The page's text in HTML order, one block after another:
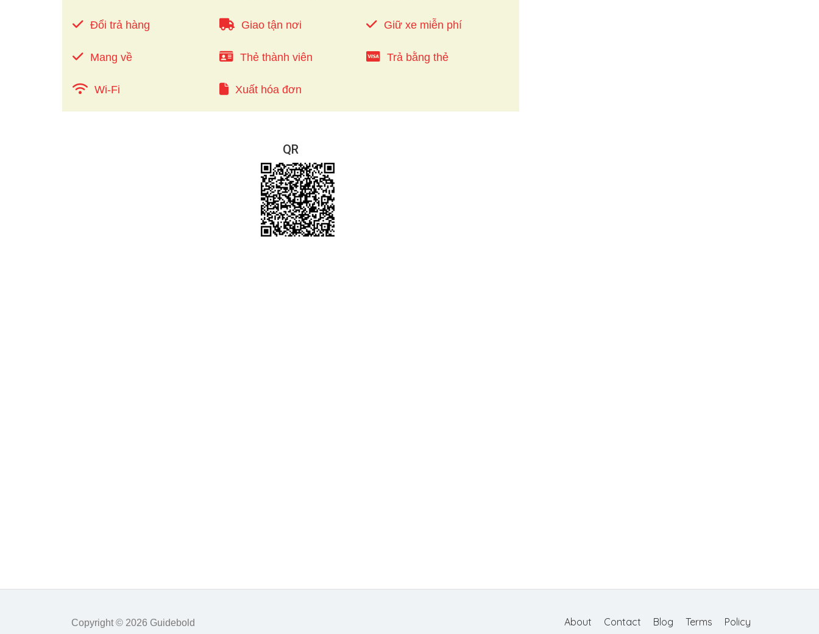
Đổi trả hàng Giao tận nơi Giữ xe miễn phí
Mang về Thẻ thành viên Trả bằng thẻ
Wi-Fi Xuất hóa đơn
QR
Copyright © 2026 Guidebold Policy
Terms
Blog
Contact
About